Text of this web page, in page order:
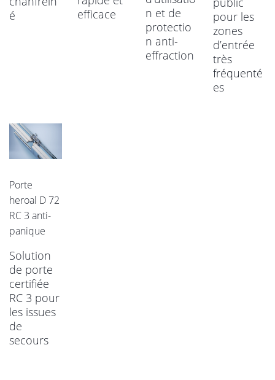
é
efficace
n et de
protectio
n anti-
effraction
pour les
zones
d’entrée
très
fréquenté
es
Porte
heroal D 72
RC 3 anti-
panique
Solution
de porte
certifiée
RC 3 pour
les issues
de
secours